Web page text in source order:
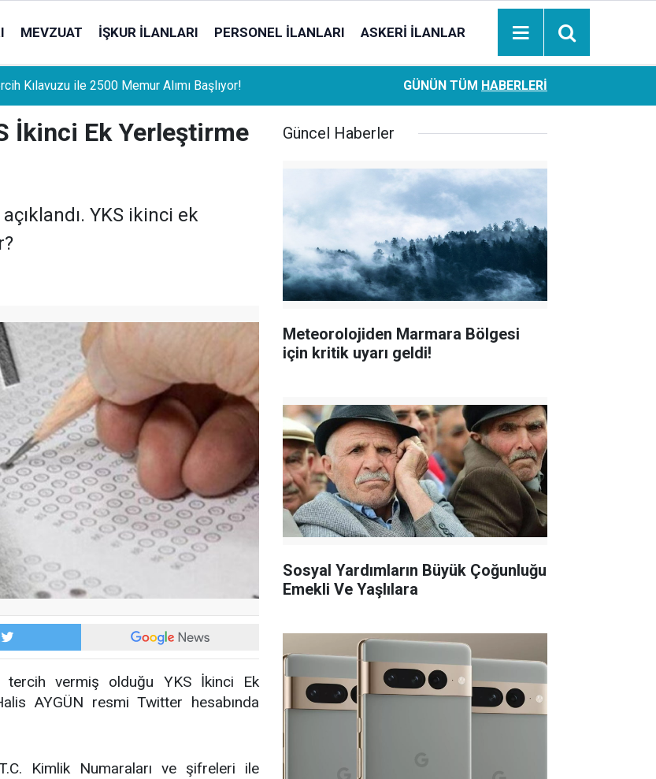
MEVZUAT İŞKUR İLANLARI PERSONEL İLANLARI ASKERI İLANLAR
İçin Önemli Gelişme: Stopaj Oranları Artıyor!
Ziraat Bankası başvuran emeklilere hemen ödeme
hesaplara geçiyor
GÜNÜN TÜM HABERLERI
İkinci Ek Yerleştirme
YKS ikinci ek
tercih vermiş olduğu YKS İkinci Ek
AYGÜN resmi Twitter hesabında
Kimlik Numaraları ve şifreleri ile
Güncel Haberler
Meteorolojiden Marmara Bölgesi
için kritik uyarı geldi!
Sosyal Yardımların Büyük Çoğunluğu
Emekli Ve Yaşlılara